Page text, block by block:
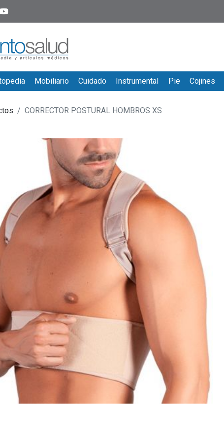
Mobiliario Cuidado Instrumental Pie Cojines
CORRECTOR POSTURAL HOMBROS XS